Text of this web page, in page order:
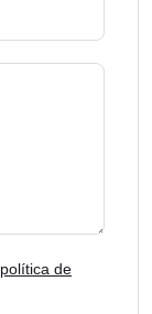
política de